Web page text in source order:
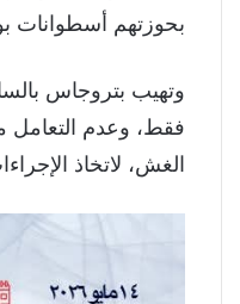
بحوزتهم أسطوانات
وتهيب بتروجاس
فقط، وعدم التعامل
الغش، لاتخاذ